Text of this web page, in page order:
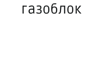
газоблок